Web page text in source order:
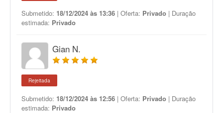
Submetido: 18/12/2024 às 13:36 | Oferta: Privado | Duração
estimada: Privado
Gian N.
Rejeitada
Submetido: 18/12/2024 às 12:56 | Oferta: Privado | Duração
estimada: Privado